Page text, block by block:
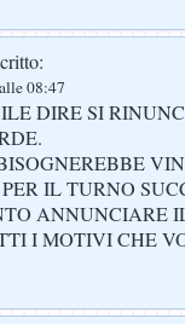
08:47
DIRE SI
IL TURNO
ANNUNCIARE
I MOTIVI CHE